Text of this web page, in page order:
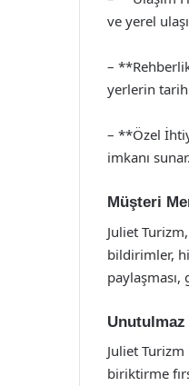
ve yerel
–
yerlerin
– **Özel
imkanı
Müşteri
Juliet
bildirimler,
Juliet
biriktirme